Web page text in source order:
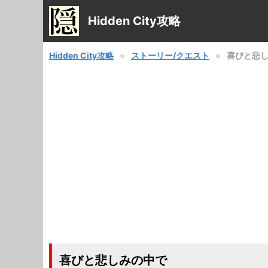
Hidden City攻略
Hidden City攻略 ストーリー/クエスト 喜びと悲
喜びと悲しみの中で